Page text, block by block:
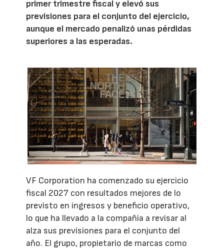
primer trimestre fiscal y elevó sus
previsiones para el conjunto del ejercicio,
aunque el mercado penalizó unas pérdidas
superiores a las esperadas.
VF Corporation ha comenzado su ejercicio
fiscal 2027 con resultados mejores de lo
previsto en ingresos y beneficio operativo,
lo que ha llevado a la compañía a revisar al
alza sus previsiones para el conjunto del
año. El grupo, propietario de marcas como